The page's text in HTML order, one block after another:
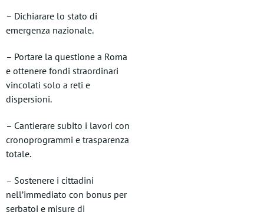
– Dichiarare lo stato di
emergenza nazionale.
– Portare la questione a Roma
e ottenere fondi straordinari
vincolati solo a reti e
dispersioni.
– Cantierare subito i lavori con
cronoprogrammi e trasparenza
totale.
– Sostenere i cittadini
nell’immediato con bonus per
serbatoi e misure di